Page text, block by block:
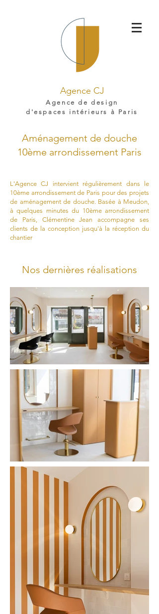
Agence CJ
Agence de design
d'espaces intérieurs à Paris
Aménagement de douche
10ème arrondissement Paris
L'Agence CJ intervient régulièrement dans le
10ème arrondissement de Paris pour des projets
de aménagement de douche. Basée à Meudon,
à quelques minutes du 10ème arrondissement
de Paris, Clémentine Jean accompagne ses
clients de la conception jusqu'à la réception du
chantier
Nos dernières réalisations